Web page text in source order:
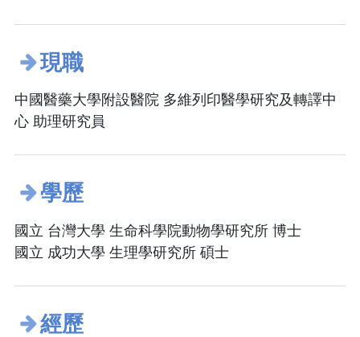
現職
中國醫藥大學附設醫院 多維列印醫學研究及轉譯中
心 助理研究員
學歷
國立 台灣大學 生命科學院動物學研究所 博士
國立 成功大學 生理學研究所 碩士
經歷